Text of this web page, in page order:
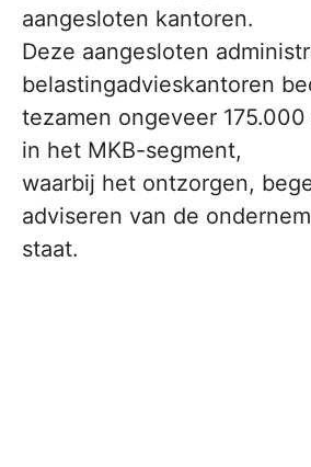
aangesloten kantoren.
Deze aangesloten
belastingadvieskantoren
tezamen ongeveer
in het MKB-segment,
waarbij het ontzorgen,
adviseren van de
staat.